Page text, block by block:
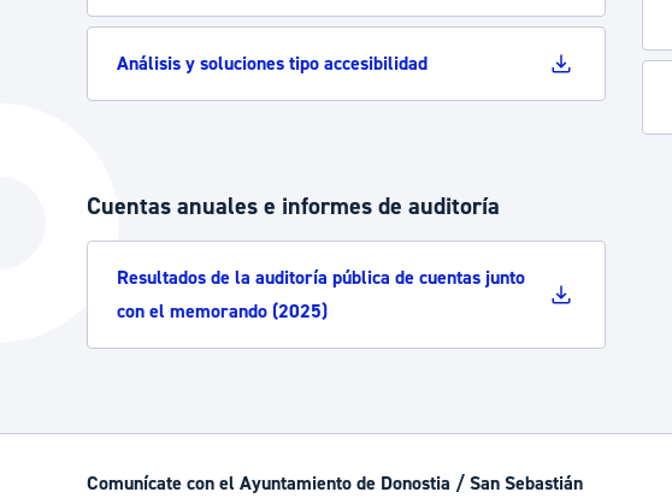
Análisis y soluciones tipo accesibilidad
Cuentas anuales e informes de auditoría
Resultados de la auditoría pública de cuentas junto
con el memorando (2025)
Comunícate con el Ayuntamiento de Donostia / San Sebastián